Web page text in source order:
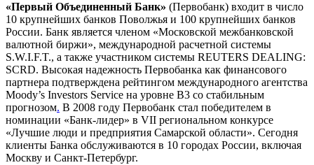
«Первый Объединенный Банк» (Первобанк) входит в число
10 крупнейших банков Поволжья и 100 крупнейших банков
России. Банк является членом «Московской межбанковской
валютной биржи», международной расчетной системы
S.W.I.F.T., а также участником системы REUTERS DEALING:
SCRD. Высокая надежность Первобанка как финансового
партнера подтверждена рейтингом международного агентства
Moody’s Investors Service на уровне В3 со стабильным
прогнозом. В 2008 году Первобанк стал победителем в
номинации «Банк-лидер» в VII региональном конкурсе
«Лучшие люди и предприятия Самарской области». Сегодня
клиенты Банка обслуживаются в 10 городах России, включая
Москву и Санкт-Петербург.